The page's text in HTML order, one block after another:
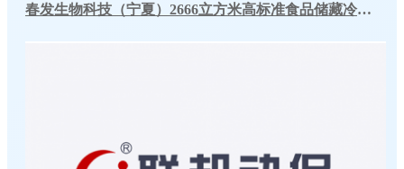
春发生物科技（宁夏）2666立方米高标准食品储藏冷库工程案例